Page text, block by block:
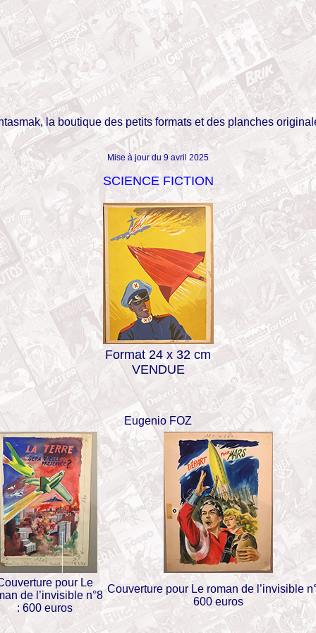
la boutique des petits formats et des planches
Mise à jour du 9 avril 2025
SCIENCE FICTION
Format 24 x 32 cm
VENDUE
Eugenio FOZ
pour Le
de l’invisible n°8
: 600 euros
Couverture pour Le roman de l’invisible
600 euros